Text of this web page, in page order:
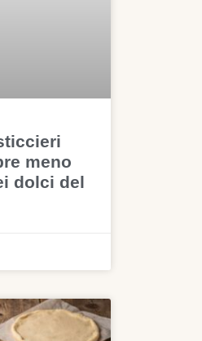
meno
dolci del